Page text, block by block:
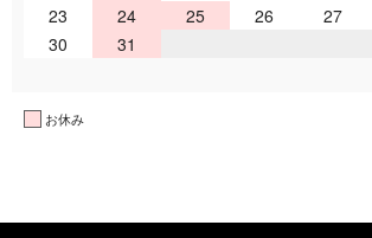
23
24 25 26 27
30
31
お休み